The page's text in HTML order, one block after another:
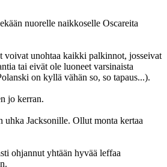
nuorelle naikkoselle Oscareita
voivat unohtaa kaikki palkinnot, josseivat
tai eivät ole luoneet varsinaista
on kyllä vähän so, so tapaus...).
jo kerran.
uhka Jacksonille. Ollut monta kertaa
ohjannut yhtään hyvää leffaa